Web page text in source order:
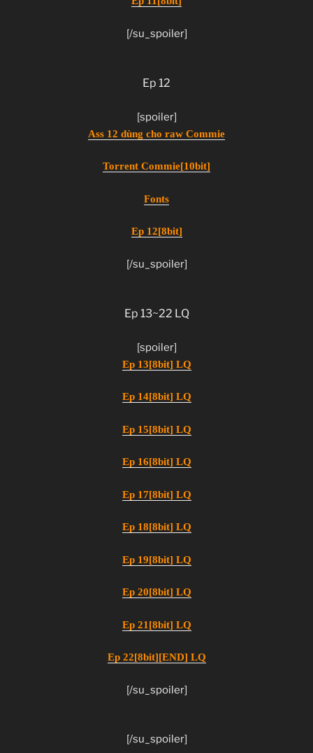
[/su_spoiler]
Ep 12
[spoiler]
Ass 12 dùng cho raw Commie
Torrent Commie[10bit]
Fonts
Ep 12[8bit]
[/su_spoiler]
Ep 13~22 LQ
[spoiler]
Ep 13[8bit] LQ
Ep 14[8bit] LQ
Ep 15[8bit] LQ
Ep 16[8bit] LQ
Ep 17[8bit] LQ
Ep 18[8bit] LQ
Ep 19[8bit] LQ
Ep 20[8bit] LQ
Ep 21[8bit] LQ
Ep 22[8bit][END] LQ
[/su_spoiler]
[/su_spoiler]